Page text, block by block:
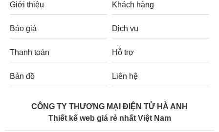
Giới thiệu Khách hàng
Báo giá Dịch vụ
Thanh toán Hỗ trợ
Bản đồ Liên hệ
CÔNG TY THƯƠNG MẠI ĐIỆN TỬ HÀ ANH
Thiết kế web giá rẻ nhất Việt Nam